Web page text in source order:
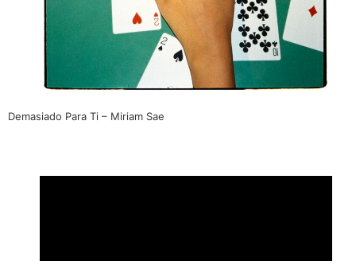
Demasiado Para Ti – Miriam Sae